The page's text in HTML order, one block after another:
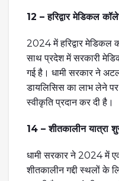
12 – हरिद्वार मेडिकल
2024 में हरिद्वार मेडिकल
साथ प्रदेश में सरकारी
गई है। धामी सरकार ने
डायलिसिस का लाभ लेने पर
स्वीकृति प्रदान कर दी है।
14 – शीतकालीन यात्रा
धामी सरकार ने 2024 में
शीतकालीन गद्दी स्थलों के